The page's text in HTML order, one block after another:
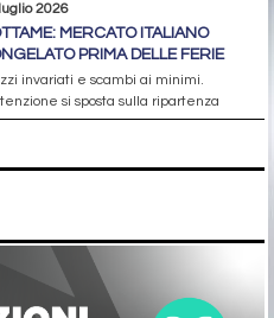
2026
MERCATO ITALIANO
PRIMA DELLE FERIE
invariati e scambi ai minimi.
si sposta sulla ripartenza